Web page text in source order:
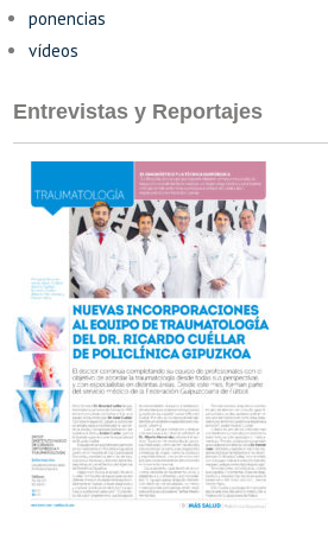
ponencias
vídeos
Entrevistas y Reportajes